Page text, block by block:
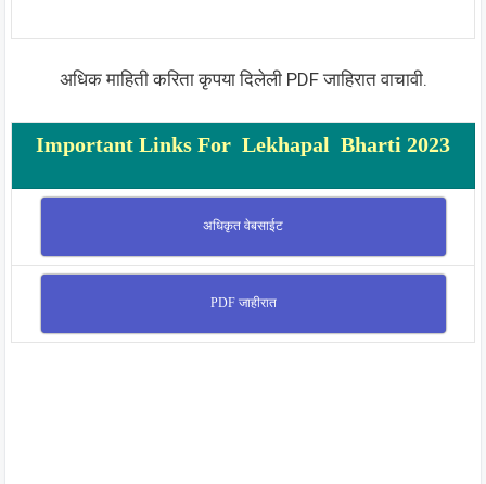
अधिक माहिती करिता कृपया दिलेली PDF जाहिरात वाचावी.
Important Links For Lekhapal Bharti 2023
अधिकृत वेबसाईट
PDF जाहीरात